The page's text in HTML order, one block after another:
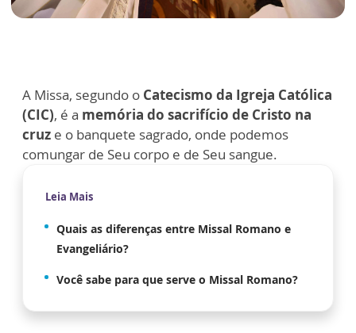
A Missa, segundo o Catecismo da Igreja Católica
(CIC), é a memória do sacrifício de Cristo na
cruz e o banquete sagrado, onde podemos
comungar de Seu corpo e de Seu sangue.
Leia Mais
Quais as diferenças entre Missal Romano e
Evangeliário?
Você sabe para que serve o Missal Romano?